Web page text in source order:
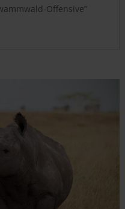
Offensive”